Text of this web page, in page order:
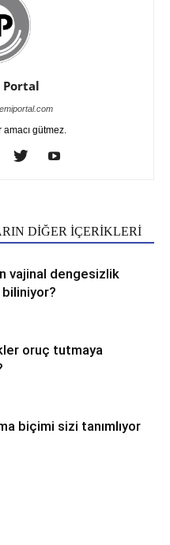
Portal
gütmez.
DİĞER İÇERİKLERİ
vajinal dengesizlik
biliniyor?
oruç tutmaya
biçimi sizi tanımlıyor